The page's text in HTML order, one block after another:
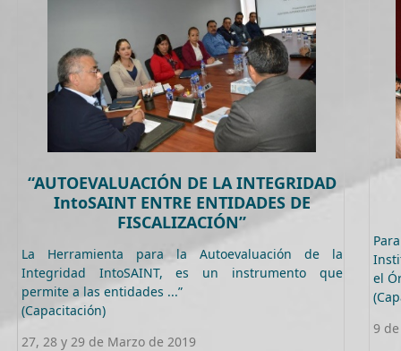
“AUTOEVALUACIÓN DE LA INTEGRIDAD
IntoSAINT ENTRE ENTIDADES DE
FISCALIZACIÓN”
La Herramienta para la Autoevaluación de la
Integridad IntoSAINT, es un instrumento que
permite a las entidades ...”
(Capacitación)
27, 28 y 29 de Marzo de 2019
el
9